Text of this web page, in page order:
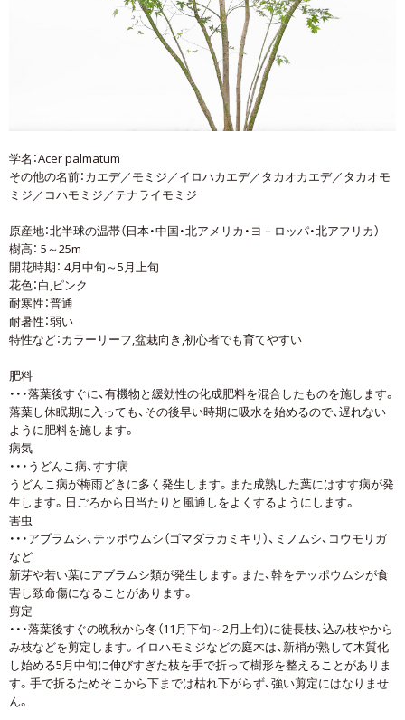
学名：Acer palmatum
その他の名前：カエデ／モミジ／イロハカエデ／タカオカエデ／タカオモ
ミジ／コハモミジ／テナライモミジ
原産地：北半球の温帯（日本・中国・北アメリカ・ヨ－ロッパ・北アフリカ）
樹高： 5～25m
開花時期： 4月中旬～5月上旬
花色：白,ピンク
耐寒性：普通
耐暑性：弱い
特性など：カラーリーフ,盆栽向き,初心者でも育てやすい
肥料
・・・落葉後すぐに、有機物と緩効性の化成肥料を混合したものを施します。
落葉し休眠期に入っても、その後早い時期に吸水を始めるので、遅れない
ように肥料を施します。
病気
・・・うどんこ病、すす病
うどんこ病が梅雨どきに多く発生します。また成熟した葉にはすす病が発
生します。日ごろから日当たりと風通しをよくするようにします。
害虫
・・・アブラムシ、テッポウムシ（ゴマダラカミキリ）、ミノムシ、コウモリガ
など
新芽や若い葉にアブラムシ類が発生します。また、幹をテッポウムシが食
害し致命傷になることがあります。
剪定
・・・落葉後すぐの晩秋から冬（11月下旬～2月上旬）に徒長枝、込み枝やから
み枝などを剪定します。イロハモミジなどの庭木は、新梢が熟して木質化
し始める5月中旬に伸びすぎた枝を手で折って樹形を整えることがありま
す。手で折るためそこから下までは枯れ下がらず、強い剪定にはなりませ
ん。